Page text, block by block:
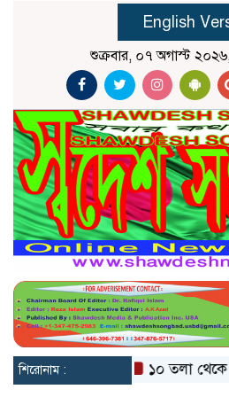
English
শুক্রবার, ০৭ অগাস্ট
শিরোনাম :
ভাঙলো মিয়ানমার ১০ তলা থেকে